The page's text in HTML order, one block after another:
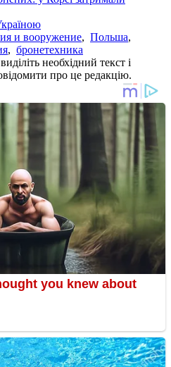
и вооружение, Польша,
, бронетехника
необхідний текст і
про це редакцію.